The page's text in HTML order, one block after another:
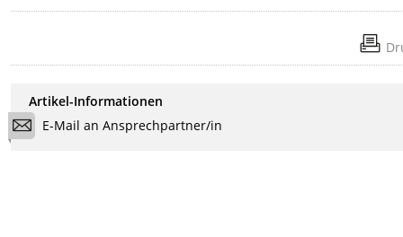
Artikel-Informationen
E-Mail an Ansprechpartner/in